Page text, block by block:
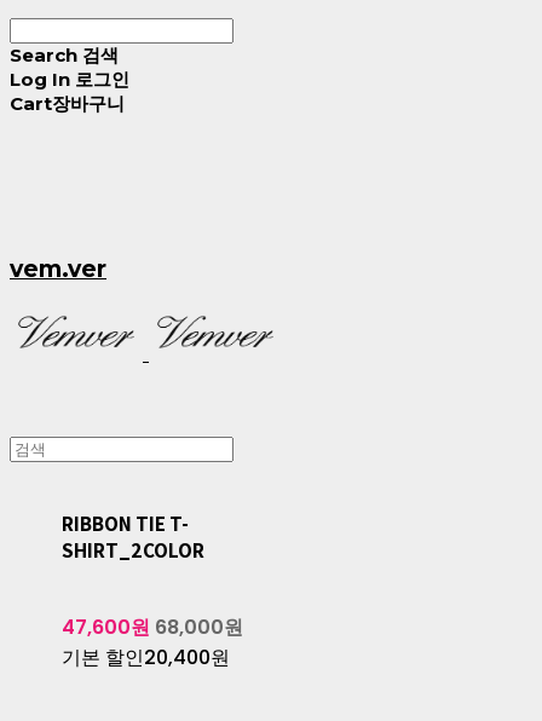
Search 검색
Log In 로그인
Cart장바구니
vem.ver
RIBBON TIE T-
SHIRT_2COLOR
47,600원 68,000원
기본 할인20,400원